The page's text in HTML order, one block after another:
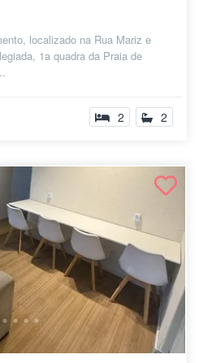
localizado na Rua Mariz e
1a quadra da Praia de
2 2